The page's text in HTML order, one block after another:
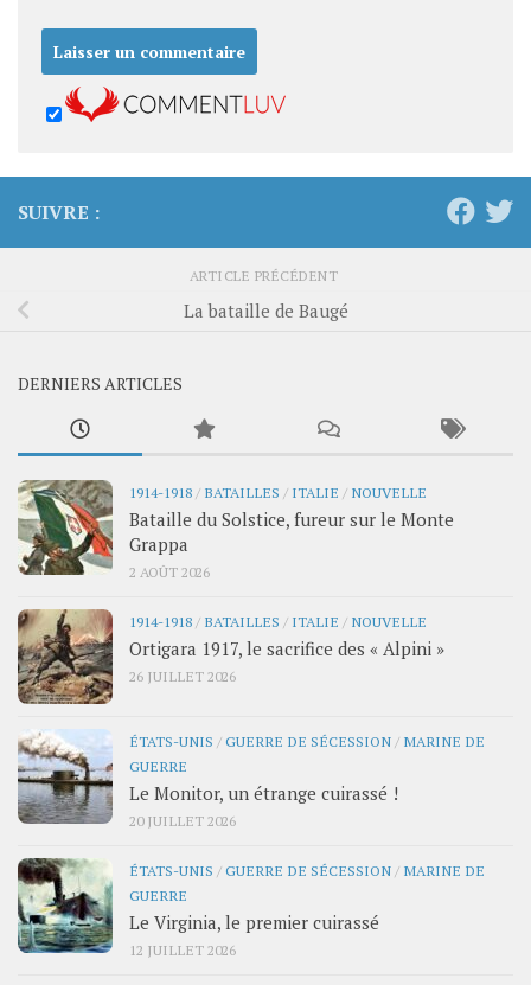
SUIVRE :
ARTICLE PRÉCÉDENT
La bataille de Baugé
DERNIERS ARTICLES
1914-1918 / BATAILLES / ITALIE / NOUVELLE
Bataille du Solstice, fureur sur le Monte
Grappa
2 AOÛT 2026
1914-1918 / BATAILLES / ITALIE / NOUVELLE
Ortigara 1917, le sacrifice des « Alpini »
26 JUILLET 2026
ÉTATS-UNIS /GUERRE DE SÉCESSION / MARINE DE
GUERRE
Le Monitor, un étrange cuirassé !
20 JUILLET 2026
ÉTATS-UNIS /GUERRE DE SÉCESSION / MARINE DE
GUERRE
Le Virginia, le premier cuirassé
12 JUILLET 2026